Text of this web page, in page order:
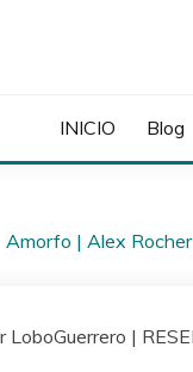
INICIO Blog
Amorfo | Alex